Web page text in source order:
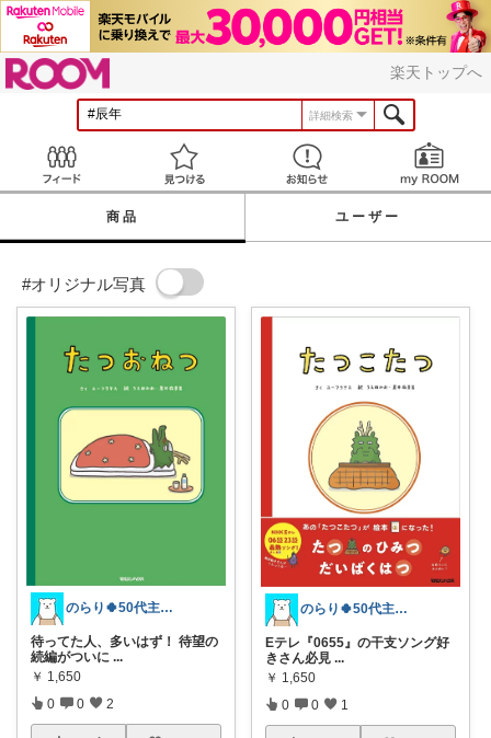
楽天トップへ
詳細検索
見つける お知らせ
商品 ユーザー
#オリジナル写真
のらり🍀50代主婦のユル生活
待ってた人、多いはず！ 待望の
続編がついに ...
￥ 1,650
0 0 2
のらり🍀50代主婦のユル生活
Eテレ『0655』の干支ソング好
きさん必見 ...
￥ 1,650
0 0 1